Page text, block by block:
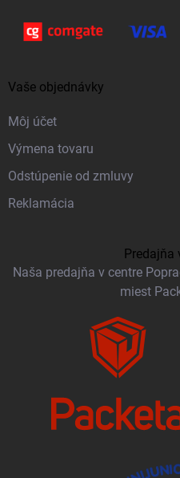
Vaše objednávky
Môj účet
Výmena tovaru
Odstúpenie od zmluvy
Reklamácia
Predajňa
Naša predajňa v centre
miest